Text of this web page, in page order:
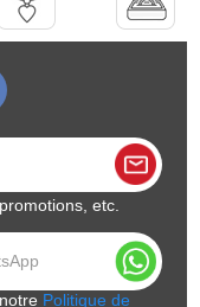
etc.
Politique de